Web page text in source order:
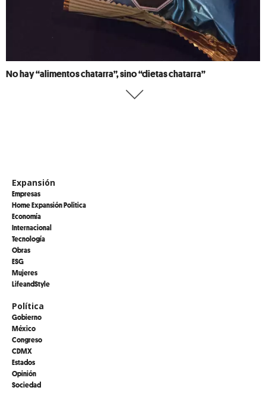
No hay “alimentos chatarra”, sino “dietas chatarra”
Expansión
Empresas
Home Expansión Politica
Economía
Internacional
Tecnología
Obras
ESG
Mujeres
LifeandStyle
Política
Gobierno
México
Congreso
CDMX
Estados
Opinión
Sociedad